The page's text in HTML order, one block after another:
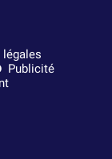
Publicité